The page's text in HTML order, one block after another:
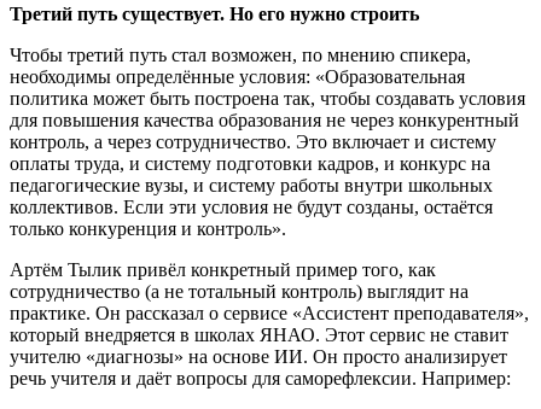
Третий путь существует. Но его нужно строить
Чтобы третий путь стал возможен, по мнению спикера,
необходимы определённые условия: «Образовательная
политика может быть построена так, чтобы создавать условия
для повышения качества образования не через конкурентный
контроль, а через сотрудничество. Это включает и систему
оплаты труда, и систему подготовки кадров, и конкурс на
педагогические вузы, и систему работы внутри школьных
коллективов. Если эти условия не будут созданы, остаётся
только конкуренция и контроль».
Артём Тылик привёл конкретный пример того, как
сотрудничество (а не тотальный контроль) выглядит на
практике. Он рассказал о сервисе «Ассистент преподавателя»,
который внедряется в школах ЯНАО. Этот сервис не ставит
учителю «диагнозы» на основе ИИ. Он просто анализирует
речь учителя и даёт вопросы для саморефлексии. Например: